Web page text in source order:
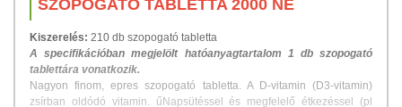
SZOPOGATÓ TABLETTA 2000 NE
Kiszerelés: 210 db szopogató tabletta
A specifikációban megjelölt hatóanyagtartalom 1 db szopogató
tablettára vonatkozik.
Nagyon finom, epres szopogató tabletta. A D-vitamin (D3-vitamin)
zsírban oldódó vitamin.
űNapsütéssel és megfelelő étkezéssel (pl